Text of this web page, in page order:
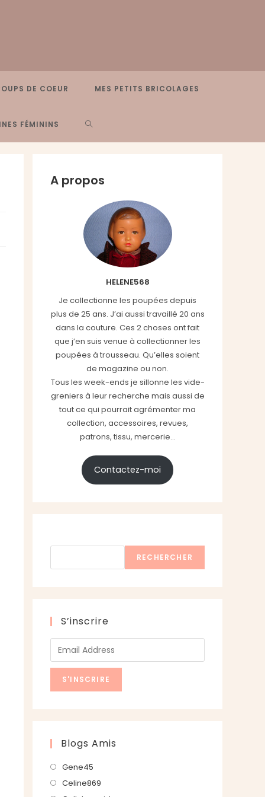
DE COEUR MES PETITS BRICOLAGES
FÉMININS TOGGLE
A propos
HELENE568
Je collectionne les poupées depuis
plus de 25 ans. J’ai aussi travaillé 20 ans
dans la couture. Ces 2 choses ont fait
que j’en suis venue à collectionner les
poupées à trousseau. Qu’elles soient
de magazine ou non.
Tous les week-ends je sillonne les vide-
greniers à leur recherche mais aussi de
tout ce qui pourrait agrémenter ma
collection, accessoires, revues,
patrons, tissu, mercerie...
Contactez-moi
RECHERCHER
S’inscrire
Blogs Amis
Gene45
dans
Celine869